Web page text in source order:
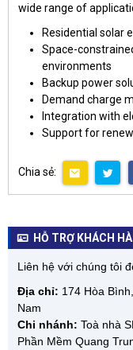
wide range of
Residential solar
Space-
environments
Backup power
Demand charge
Integration with
Support for
Chia sẻ:
HỖ TRỢ KHÁCH
Liên hệ với chúng tôi
Địa chỉ: 174 Hòa
Nam
Chi nhánh: Toà nhà
Phần Mềm Quang